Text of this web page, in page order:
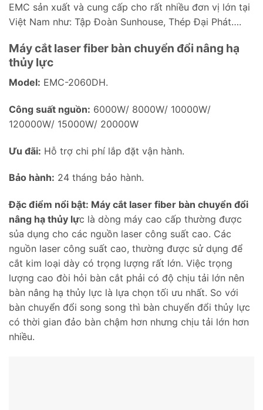
EMC sản xuất và cung cấp cho rất nhiều đơn vị lớn tại
Việt Nam như: Tập Đoàn Sunhouse, Thép Đại Phát….
Máy cắt laser fiber bàn chuyển đổi nâng hạ
thủy lực
Model: EMC-2060DH.
Công suất nguồn: 6000W/ 8000W/ 10000W/
120000W/ 15000W/ 20000W
Ưu đãi: Hỗ trợ chi phí lắp đặt vận hành.
Bảo hành: 24 tháng bảo hành.
Đặc điểm nổi bật: Máy cắt laser fiber bàn chuyển đổi
nâng hạ thủy lực là dòng máy cao cấp thường được
sủa dụng cho các nguồn laser công suất cao. Các
nguồn laser công suất cao, thường được sử dụng để
cắt kim loại dày có trọng lượng rất lớn. Việc trọng
lượng cao đòi hỏi bàn cắt phải có độ chịu tải lớn nên
bàn nâng hạ thủy lực là lựa chọn tối ưu nhất. So với
bàn chuyển đổi song song thì bàn chuyển đổi thủy lực
có thời gian đảo bàn chậm hơn nhưng chịu tải lớn hơn
nhiều.